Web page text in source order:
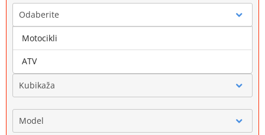
Odaberite
Marka
Kubikaža
Model
Motocikli
ATV